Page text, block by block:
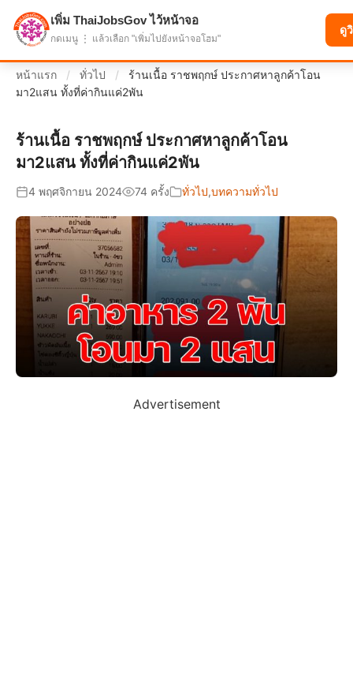
แบ่งปันโอกาส เพื่ออนาคตที่ก้าวหน้า
หน้าแรก / ทั่วไป /
ร้านเนื้อ ราชพฤกษ์ ประกาศหาลูกค้าโอน
มา2แสน ทั้งที่ค่ากินแค่2พัน
ร้านเนื้อ ราชพฤกษ์ ประกาศหาลูกค้าโอน
มา2แสน ทั้งที่ค่ากินแค่2พัน
4 พฤศจิกายน 2024 74 ครั้ง ทั่วไป,บทความทั่วไป
Advertisement
เพิ่ม ThaiJobsGov ไว้หน้าจอ
กดเมนู ⋮ แล้วเลือก "เพิ่มไปยังหน้าจอโฮม"
ดู